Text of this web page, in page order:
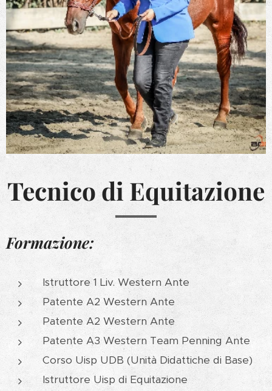
Tecnico di Equitazione
Formazione:
Istruttore 1 Liv. Western Ante
Patente A2 Western Ante
Patente A2 Western Ante
Patente A3 Western Team Penning Ante
Corso Uisp UDB (Unità Didattiche di Base)
Istruttore Uisp di Equitazione